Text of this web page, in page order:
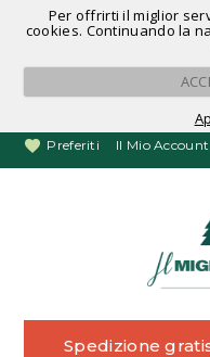
Per offrirti il miglior
cookies. Continuando la
Noleggio Alberi di Natale
Preferiti Il Mio Account
Spedizione